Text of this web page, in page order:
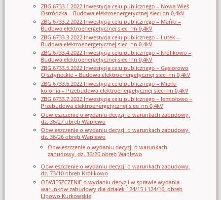
ZBG.6733.1.2022 Inwestycja celu publicznego – Nowa Wieś
Ostródzka – Budowa elektroenergetycznej sieci nn 0,4kV
ZBG.6733.2.2022 Inwestycja celu publicznego – Mańki –
Budowa elektroenergetycznej sieci nn 0,4kV
ZBG.6733.3.2022 Inwestycja celu publicznego – Lutek –
Budowa elektroenergetycznej sieci nn 0,4kV
ZBG.6733.4.2022 Inwestycja celu publicznego – Królikowo –
Budowa elektroenergetycznej sieci nn 0,4kV
ZBG.6733.5.2022 Inwestycja celu publicznego – Gąsiorowo
Olsztyneckie – Budowa elektroenergetycznej sieci nn 0,4kV
ZBG.6733.6.2022 Inwestycja celu publicznego – Mierki
kolonia – Przebudowa elektroenergetycznej sieci nn 0,4kV
ZBG.6733.7.2022 Inwestycja celu publicznego – Jemiołowo –
Przebudowa elektroenergetycznej sieci nn 0,4kV
Obwieszczenie o wydaniu decyzji o warunkach zabudowy,
dz. 36/27 obręb Waplewo
Obwieszczenie o wydaniu decyzji o warunkach zabudowy,
dz. 36/26 obręb Waplewo
Obwieszczenie o wydaniu decyzji o warunkach
zabudowy, dz. 36/26 obręb Waplewo
Obwieszczenie o wydaniu decyzji o warunkach zabudowy,
dz. 73/10 obręb Królikowo
OBWIESZCZENIE o wydaniu decyzji w sprawie wydania
warunków zabudowy dla działek 124/15 i 124/16, obręb
Lipowo Kurkowskie